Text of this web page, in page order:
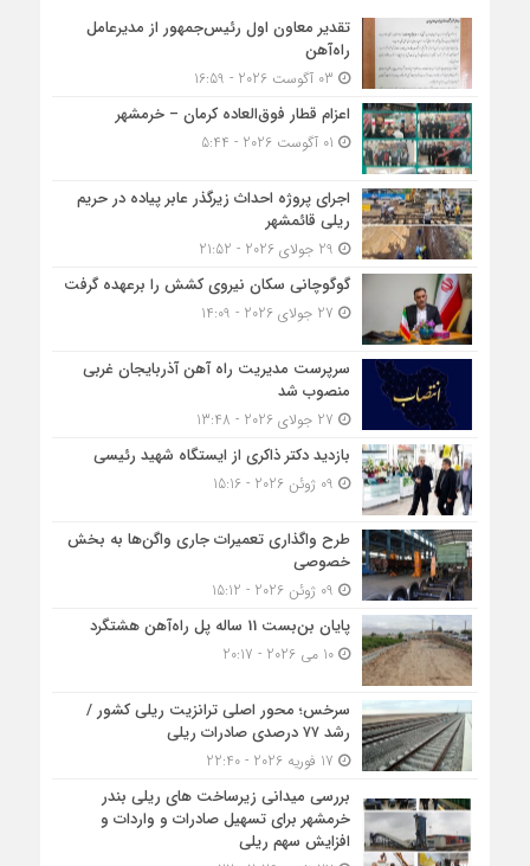
تقدیر معاون اول رئیس‌جمهور از مدیرعامل
راه‌آهن
اعزام قطار فوق‌العاده کرمان – خرمشهر
اجرای پروژه احداث زیرگذر عابر پیاده در حریم
ریلی قائمشهر
گوگوچانی سکان نیروی کشش را برعهده گرفت
سرپرست مدیریت راه آهن آذربایجان غربی
منصوب شد
بازدید دکتر ذاکری از ایستگاه شهید رئیسی
طرح واگذاری تعمیرات جاری واگن‌ها به بخش
خصوصی
پایان بن‌بست 11 ساله پل راه‌آهن هشتگرد
10 می 2026 - 20:17
سرخس؛ محور اصلی ترانزیت ریلی کشور /
رشد ۷۷ درصدی صادرات ریلی
بررسی میدانی زیرساخت های ریلی بندر
خرمشهر برای تسهیل صادرات و واردات و
افزایش سهم ریلی